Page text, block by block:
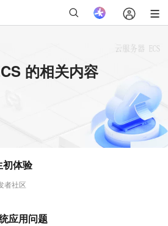
的相关内容
者社区
初体验
应用问题